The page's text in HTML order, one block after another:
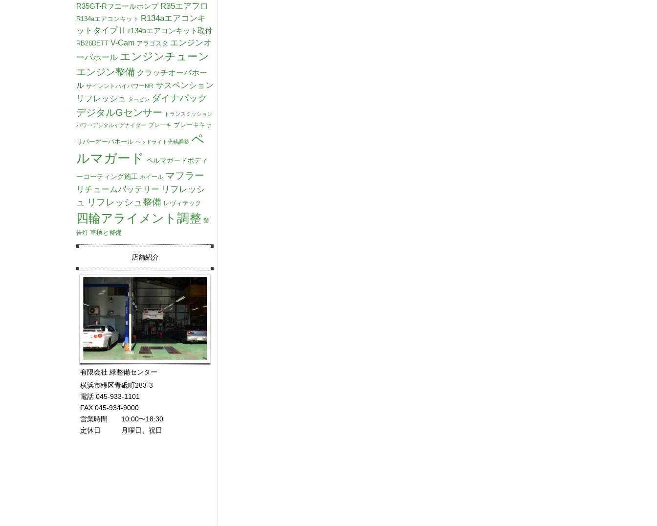
R35GT-Rフエールポンプ R35エアフロ
R134aエアコンキット R134aエアコンキ
ットタイプⅡ
r134aエアコンキット取付
RB26DETT V-Cam アラゴスタ エンジンオ
ーバホール エンジンチューン
エンジン整備 クラッチオーバホー
ル サイレントハイパワーNR サスペンション
リフレッシュ
タービン ダイナパック
デジタルGセンサー
トランスミッション
パワーデジタルイグナイター ブレーキ ブレーキキャ
リパーオーバホール ヘッドライト光軸調整 ペ
ルマガード ペルマガードボディ
ーコーティング施工 ホイール マフラー
リチュームバッテリー リフレッシ
ュ
リフレッシュ整備 レヴィテック
四輪アライメント調整 警
告灯 車検と整備
店舗紹介
有限会社 緑整備センター
横浜市緑区青砥町283-3
電話 045-933-1101
FAX 045-934-9000
営業時間 10:00〜18:30
定休日 月曜日、祝日